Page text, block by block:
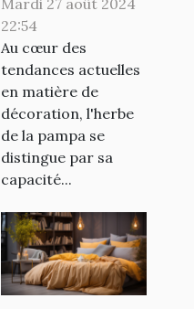
l'herbe de la
pampa dans
votre
décoration
intérieure
22:54
Au cœur des
tendances actuelles
en matière de
décoration, l'herbe
de la pampa se
distingue par sa
capacité...